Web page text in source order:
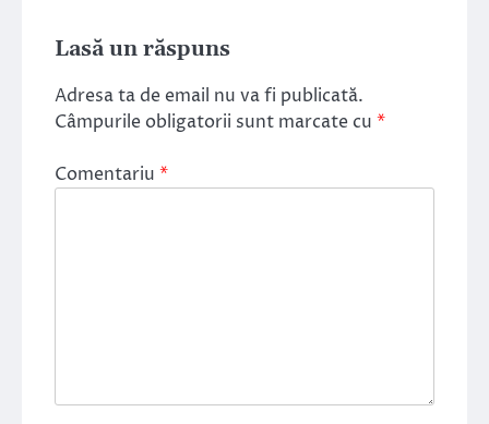
Lasă un răspuns
Adresa ta de email nu va fi publicată.
Câmpurile obligatorii sunt marcate cu *
Comentariu *